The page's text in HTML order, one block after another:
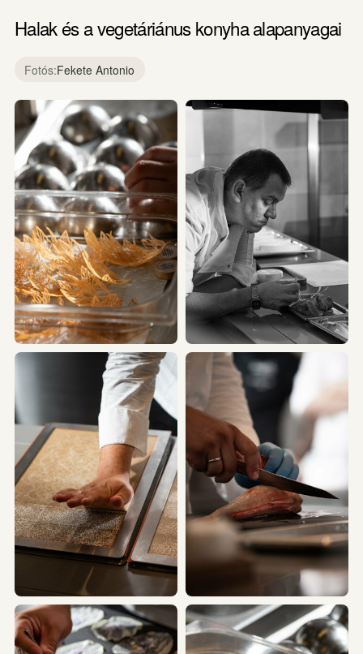
Halak és a vegetáriánus konyha alapanyagai
Fotós:Fekete Antonio